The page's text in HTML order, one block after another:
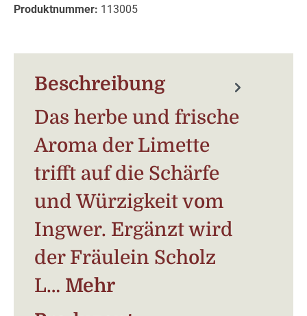
Produktnummer: 113005
Beschreibung
Das herbe und frische
Aroma der Limette
trifft auf die Schärfe
und Würzigkeit vom
Ingwer. Ergänzt wird
der Fräulein Scholz
L… Mehr